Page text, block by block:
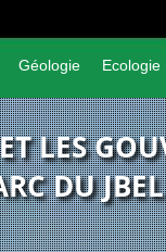
Géologie Ecologie
LES
DU